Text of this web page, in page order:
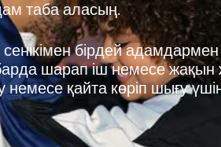
таба аласың.
бірдей адамдармен
барда шарап іш немесе
қайта көріп шығу